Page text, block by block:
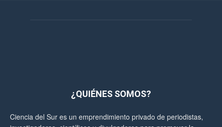
¿QUIÉNES SOMOS?
Ciencia del Sur es un emprendimiento privado de periodistas,